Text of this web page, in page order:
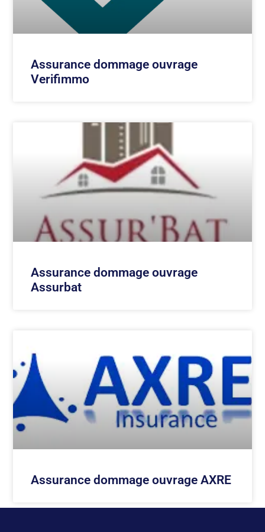
Assurance dommage ouvrage
Verifimmo
Assurance dommage ouvrage
Assurbat
Assurance dommage ouvrage AXRE